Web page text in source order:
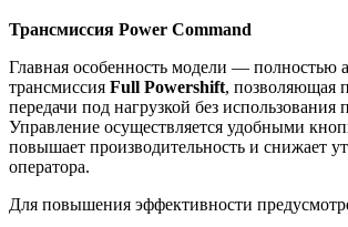
Трансмиссия Power Command
Главная особенность модели — полностью
трансмиссия Full Powershift, позволяющая
передачи под нагрузкой без использования
Управление осуществляется удобными
повышает производительность и снижает
оператора.
Для повышения эффективности